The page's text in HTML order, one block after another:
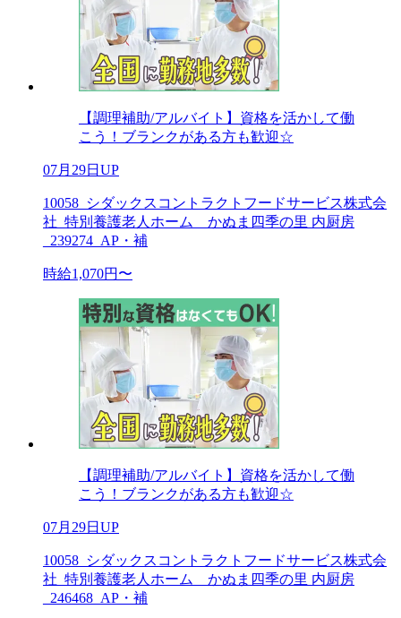
【調理補助/アルバイト】資格を活かして働
こう！ブランクがある方も歓迎☆
07月29日UP
10058_シダックスコントラクトフードサービス株式会
社_特別養護老人ホーム かぬま四季の里 内厨房
_239274_AP・補
時給1,070円〜
【調理補助/アルバイト】資格を活かして働
こう！ブランクがある方も歓迎☆
07月29日UP
10058_シダックスコントラクトフードサービス株式会
社_特別養護老人ホーム かぬま四季の里 内厨房
_246468_AP・補